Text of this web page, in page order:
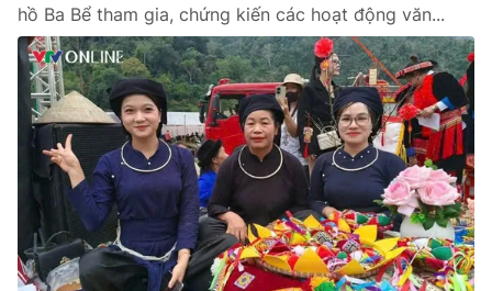
hồ Ba Bể tham gia, chứng kiến các hoạt động văn...